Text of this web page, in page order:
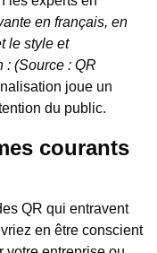
en français, en
le style et
: (Source : QR
joue un
du public.
courants
QR qui entravent
en être conscient